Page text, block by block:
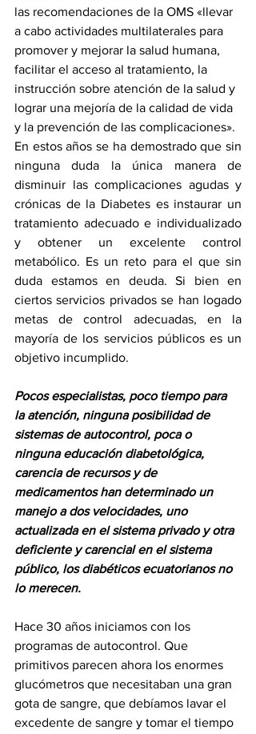
las recomendaciones de la OMS «llevar
a cabo actividades multilaterales para
promover y mejorar la salud humana,
facilitar el acceso al tratamiento, la
instrucción sobre atención de la salud y
lograr una mejoría de la calidad de vida
y la prevención de las complicaciones».
En estos años se ha demostrado que sin
ninguna duda la única manera de
disminuir las complicaciones agudas y
crónicas de la Diabetes es instaurar un
tratamiento adecuado e individualizado
y obtener un excelente control
metabólico. Es un reto para el que sin
duda estamos en deuda. Si bien en
ciertos servicios privados se han logado
metas de control adecuadas, en la
mayoría de los servicios públicos es un
objetivo incumplido.
Pocos especialistas, poco tiempo para
la atención, ninguna posibilidad de
sistemas de autocontrol, poca o
ninguna educación diabetológica,
carencia de recursos y de
medicamentos han determinado un
manejo a dos velocidades, uno
actualizada en el sistema privado y otra
deficiente y carencial en el sistema
público, los diabéticos ecuatorianos no
lo merecen.
Hace 30 años iniciamos con los
programas de autocontrol. Que
primitivos parecen ahora los enormes
glucómetros que necesitaban una gran
gota de sangre, que debíamos lavar el
excedente de sangre y tomar el tiempo